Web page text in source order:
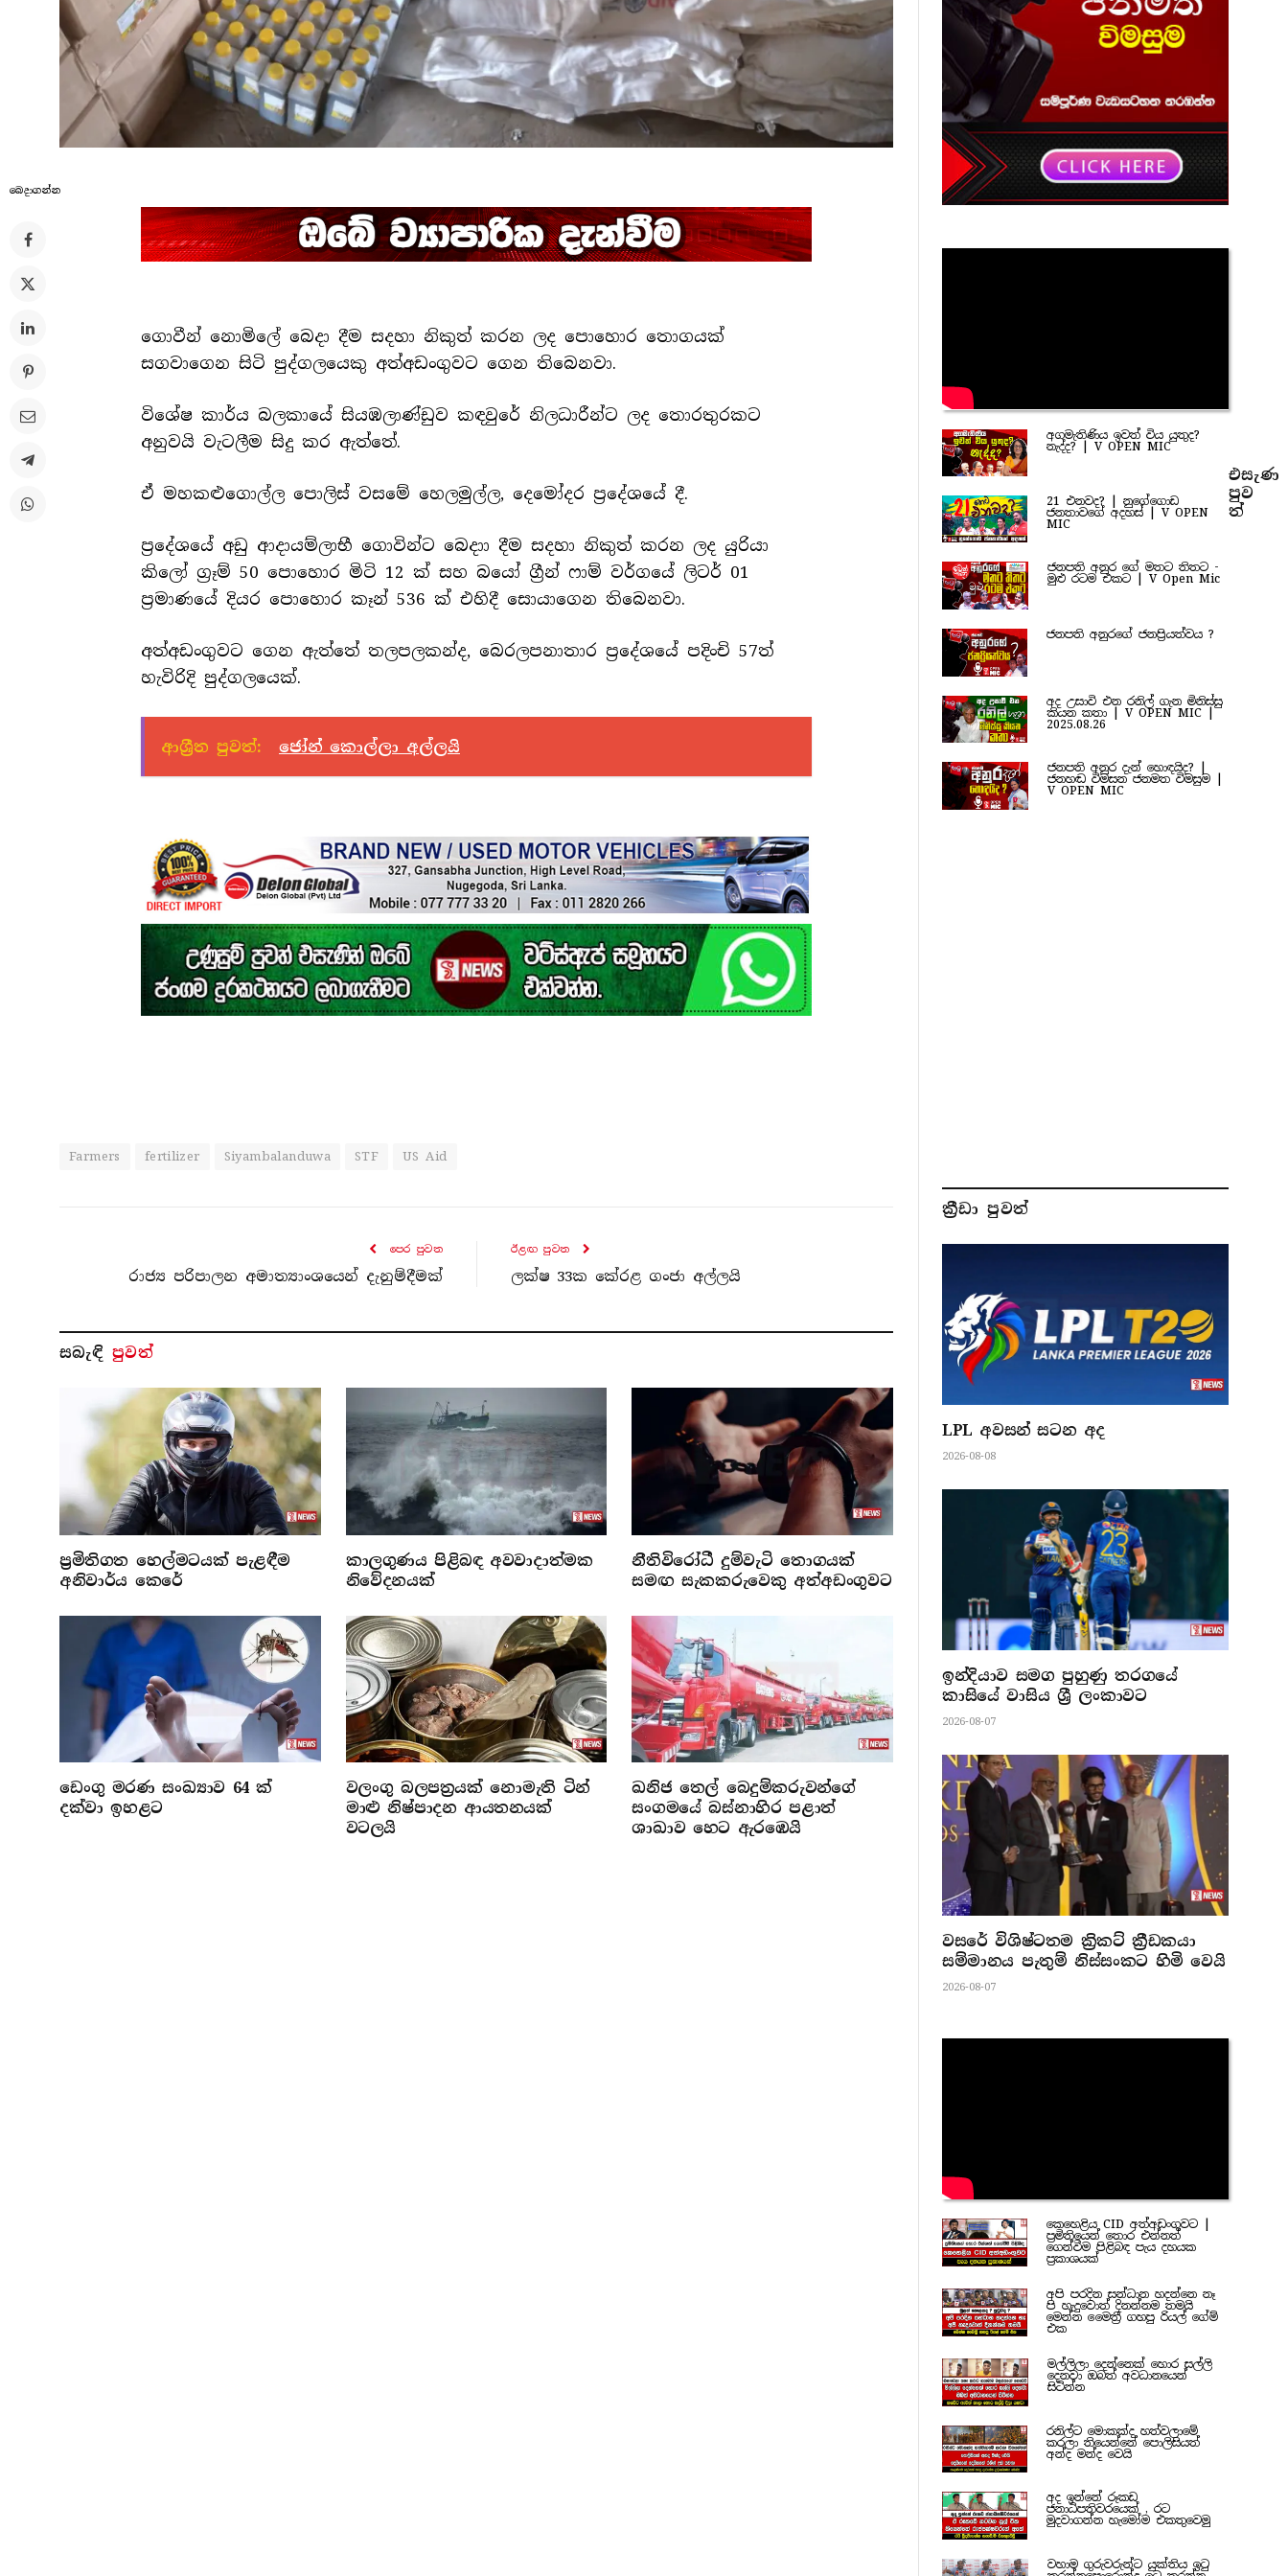
බෙදාගන්​න
ගොවීන් නොමිලේ බෙදා දීම සදහා නිකුත් කරන ලද පොහොර තොගයක්
සගවාගෙන සිටි පුද්ගලයෙකු අත්අඩංගුවට ගෙන තිබෙනවා.
විශේෂ කාර්ය බලකායේ සියඹලාණ්ඩුව කඳවුරේ නිලධාරීන්ට ලද තොරතුරකට
අනුවයි වැටලීම සිදු කර ඇත්තේ.
ඒ මහකළුගොල්ල පොලිස් වසමේ හෙලමුල්ල, දෙමෝදර ප්‍රදේශයේ දී.
ප්‍රදේශයේ අඩු ආදායම්ලාභී ගොවින්ට බෙදාා දීම සදහා නිකුත් කරන ලද යුරියා
කිලෝ ග්‍රෑම් 50 පොහොර මිටි 12 ක් සහ බයෝ ග්‍රීන් ෆාම් වර්ගයේ ලිටර් 01
ප්‍රමාණයේ දියර පොහොර කෑන් 536 ක් එහිදී සොයාගෙන තිබෙනවා.
අත්අඩංගුවට ගෙන ඇත්තේ තලපලකන්ද, බෙරලපනාතාර ප්‍රදේශයේ පදිංචි 57ත්
හැවිරිදි පුද්ගලයෙක්.
ආශ්‍රීත පුවත්: ජෝන් කොල්ලා අල්ලයි
Farmers fertilizer Siyambalanduwa STF US Aid
පෙර පුව​ත
රාජ්‍ය පරිපාලන අමාත්‍යාංශයෙන් දැනුම්දීමක්
ඊළඟ පුව​ත
ලක්ෂ 33ක කේරළ ගංජා අල්ලයි
සබැ​ඳි පුවත්
ප්‍රමිතිගත හෙල්මටයක් පැළඳීම
අනිවාර්ය කෙරේ
කාලගුණය පිළිබඳ අවවාදාත්මක
නිවේදනයක්
නීතිවිරෝධී දුම්වැටි තොගයක්
සමඟ සැකකරුවෙකු අත්අඩංගුවට
ඩෙංගු මරණ සංඛ්‍යාව 64 ක්
දක්වා ඉහළට
වලංගු බලපත්‍රයක් නොමැති ටින්
මාළු නිෂ්පාදන ආයතනයක්
වටලයි
ඛනිජ තෙල් බෙදුම්කරුවන්ගේ
සංගමයේ බස්නාහිර පළාත්
ශාඛාව හෙට ඇරඹෙයි
අගමැතිණිය ඉවත් විය යුතුද?
නැද්ද? | V OPEN MIC
21 එනවද? | නුගේගොඩ
ජනතාවගේ අදහස් | V OPEN
MIC
ජනපති අනුර ගේ මතට තිතට -
මුළු රටම එකට | V Open Mic
ජනපති අනුරගේ ජනප්‍රියත්වය ?
අද උසාවි එන රනිල් ගැන මිනිස්සු
කියන කතා | V OPEN MIC |
2025.08.26
ජනපති අනුර දැන් හොඳයිද? |
ජනහඬ විමසන ජනමත විමසුම |
V OPEN MIC
එසැණ
පුව​
ත්
ක්‍රීඩා පුවත්
LPL අවසන් සටන අද
2026-08-08
ඉන්දියාව සමග පුහුණු තරගයේ
කාසියේ වාසිය ශ්‍රී ලංකාවට
2026-08-07
වසරේ විශිෂ්ටතම ක්‍රිකට් ක්‍රීඩකයා
සම්මානය පැතුම් නිස්සංකට හිමි වෙයි
2026-08-07
කෙහෙළිය CID අත්අඩංගුවට |
ප්‍රමිතියෙන් තොර එන්නත්
ගෙන්වීම පිළිබඳ පැය දහයක
ප්‍රකාශයක්
අපි පරදින සන්ධාන හදන්නෙ නෑ
පි හැදුවොත් දිනන්නම තමයි
මෙන්න මෛත්‍රී ගහපු රියල් ගේම්
එක
මල්ලිලා දෙන්නෙක් හොර සල්ලි
දෙනවා ඔබත් අවධානයෙන්
සිටින්න
රනිල්ට මොකක්ද හත්වලාමේ
කරලා තියෙන්නේ පොලිසියත්
අන්ද මන්ද වෙයි
අද ඉන්නේ රූකඩ
ජනාධිපතිවරයෙක් , රට
මුදවාගන්න හැමෝම එකතුවෙමු
වහාම ගුරුවරුන්ට යුක්තිය ඉටු